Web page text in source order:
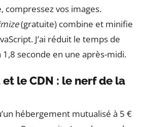
compressez vos images.
(gratuite) combine et minifie
J’ai réduit le temps de
seconde en une après-midi.
et le CDN : le nerf de la
hébergement mutualisé à 5 €